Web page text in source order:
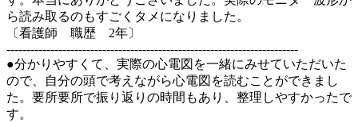
ら読み取るのもすごくタメになりました。
〔看護師 職歴 2年〕
-------------------------------------------------------------------------
●分かりやすくて、実際の心電図を一緒にみせていただいた
ので、自分の頭で考えながら心電図を読むことができまし
た。要所要所で振り返りの時間もあり、整理しやすかったで
す。